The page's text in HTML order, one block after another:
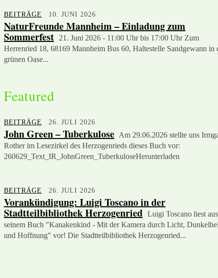
BEITRÄGE 10. JUNI 2026
NaturFreunde Mannheim – Einladung zum
Sommerfest
21. Juni 2026 - 11:00 Uhr bis 17:00 Uhr Zum
Herrenried 18, 68169 Mannheim Bus 60, Haltestelle Sandgewann in
grünen Oase...
Featured
BEITRÄGE 26. JULI 2026
John Green – Tuberkulose Am 29.06.2026 stellte uns
Rother im Lesezirkel des Herzogenrieds dieses Buch vor:
260629_Text_IR_JohnGreen_TuberkuloseHerunterladen
BEITRÄGE 26. JULI 2026
Vorankündigung: Luigi Toscano in der
Stadtteilbibliothek Herzogenried Luigi Toscano liest aus
seinem Buch "Kanakenkind - Mit der Kamera durch Licht,
und Hoffnung" vor! Die Stadtteilbibliothek Herzogenried...